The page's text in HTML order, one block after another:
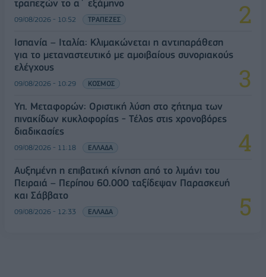
τραπεζών το α΄ εξάμηνο
09/08/2026 - 10:52 ΤΡΑΠΕΖΕΣ
Ισπανία – Ιταλία: Κλιμακώνεται η αντιπαράθεση
για το μεταναστευτικό με αμοιβαίους συνοριακούς
ελέγχους
09/08/2026 - 10:29 ΚΟΣΜΟΣ
Υπ. Μεταφορών: Οριστική λύση στο ζήτημα των
πινακίδων κυκλοφορίας - Τέλος στις χρονοβόρες
διαδικασίες
09/08/2026 - 11:18 ΕΛΛΑΔΑ
Αυξημένη η επιβατική κίνηση από το λιμάνι του
Πειραιά – Περίπου 60.000 ταξίδεψαν Παρασκευή
και Σάββατο
09/08/2026 - 12:33 ΕΛΛΑΔΑ